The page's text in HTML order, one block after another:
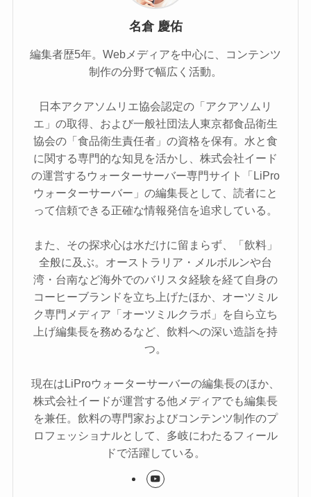
名倉 慶佑
編集者歴5年。Webメディアを中心に、コンテンツ
制作の分野で幅広く活動。
日本アクアソムリエ協会認定の「アクアソムリ
エ」の取得、および一般社団法人東京都食品衛生
協会の「食品衛生責任者」の資格を保有。水と食
に関する専門的な知見を活かし、株式会社イード
の運営するウォーターサーバー専門サイト「LiPro
ウォーターサーバー」の編集長として、読者にと
って信頼できる正確な情報発信を追求している。
また、その探求心は水だけに留まらず、「飲料」
全般に及ぶ。オーストラリア・メルボルンや台
湾・台南など海外でのバリスタ経験を経て自身の
コーヒーブランドを立ち上げたほか、オーツミル
ク専門メディア「オーツミルクラボ」を自ら立ち
上げ編集長を務めるなど、飲料への深い造詣を持
つ。
現在はLiProウォーターサーバーの編集長のほか、
株式会社イードが運営する他メディアでも編集長
を兼任。飲料の専門家およびコンテンツ制作のプ
ロフェッショナルとして、多岐にわたるフィール
ドで活躍している。